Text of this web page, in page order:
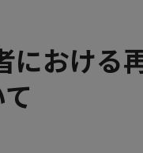
における